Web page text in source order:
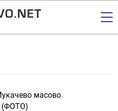
масово
(ФОТО)